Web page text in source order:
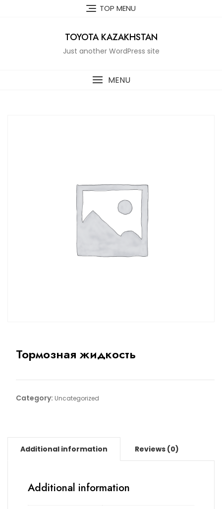
TOP MENU
TOYOTA KAZAKHSTAN
Just another WordPress site
MENU
Тормозная жидкость
Category: Uncategorized
Additional information Reviews (0)
Additional information